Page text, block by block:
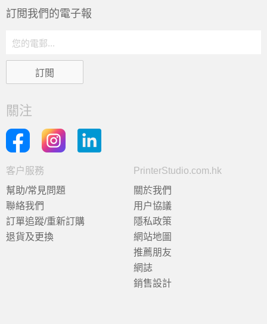
訂閲我們的電子報
關注
客户服務
幫助/常見問題
聯絡我們
訂單追蹤/重新訂購
退貨及更換
PrinterStudio.com.hk
關於我們
用户協議
隱私政策
網站地圖
推薦朋友
網誌
銷售設計